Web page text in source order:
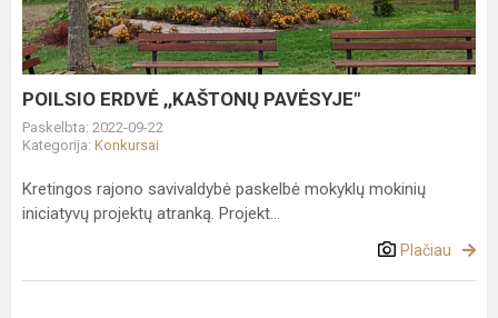
POILSIO ERDVĖ ,,KAŠTONŲ PAVĖSYJE"
Paskelbta: 2022-09-22
Kategorija: Konkursai
Kretingos rajono savivaldybė paskelbė mokyklų mokinių
iniciatyvų projektų atranką. Projekt...
Plačiau